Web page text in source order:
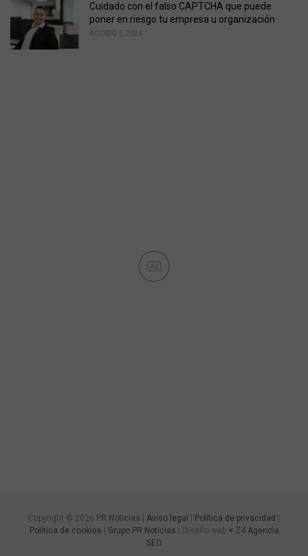
Cuidado con el falso CAPTCHA que puede
poner en riesgo tu empresa u organización
AGOSTO 5, 2026
Ad
Copyright © 2026 PR Noticias Aviso legal Política de privacidad
Política de cookies
Grupo PR Noticias | Diseño web ♥ Z4 Agencia
SEO